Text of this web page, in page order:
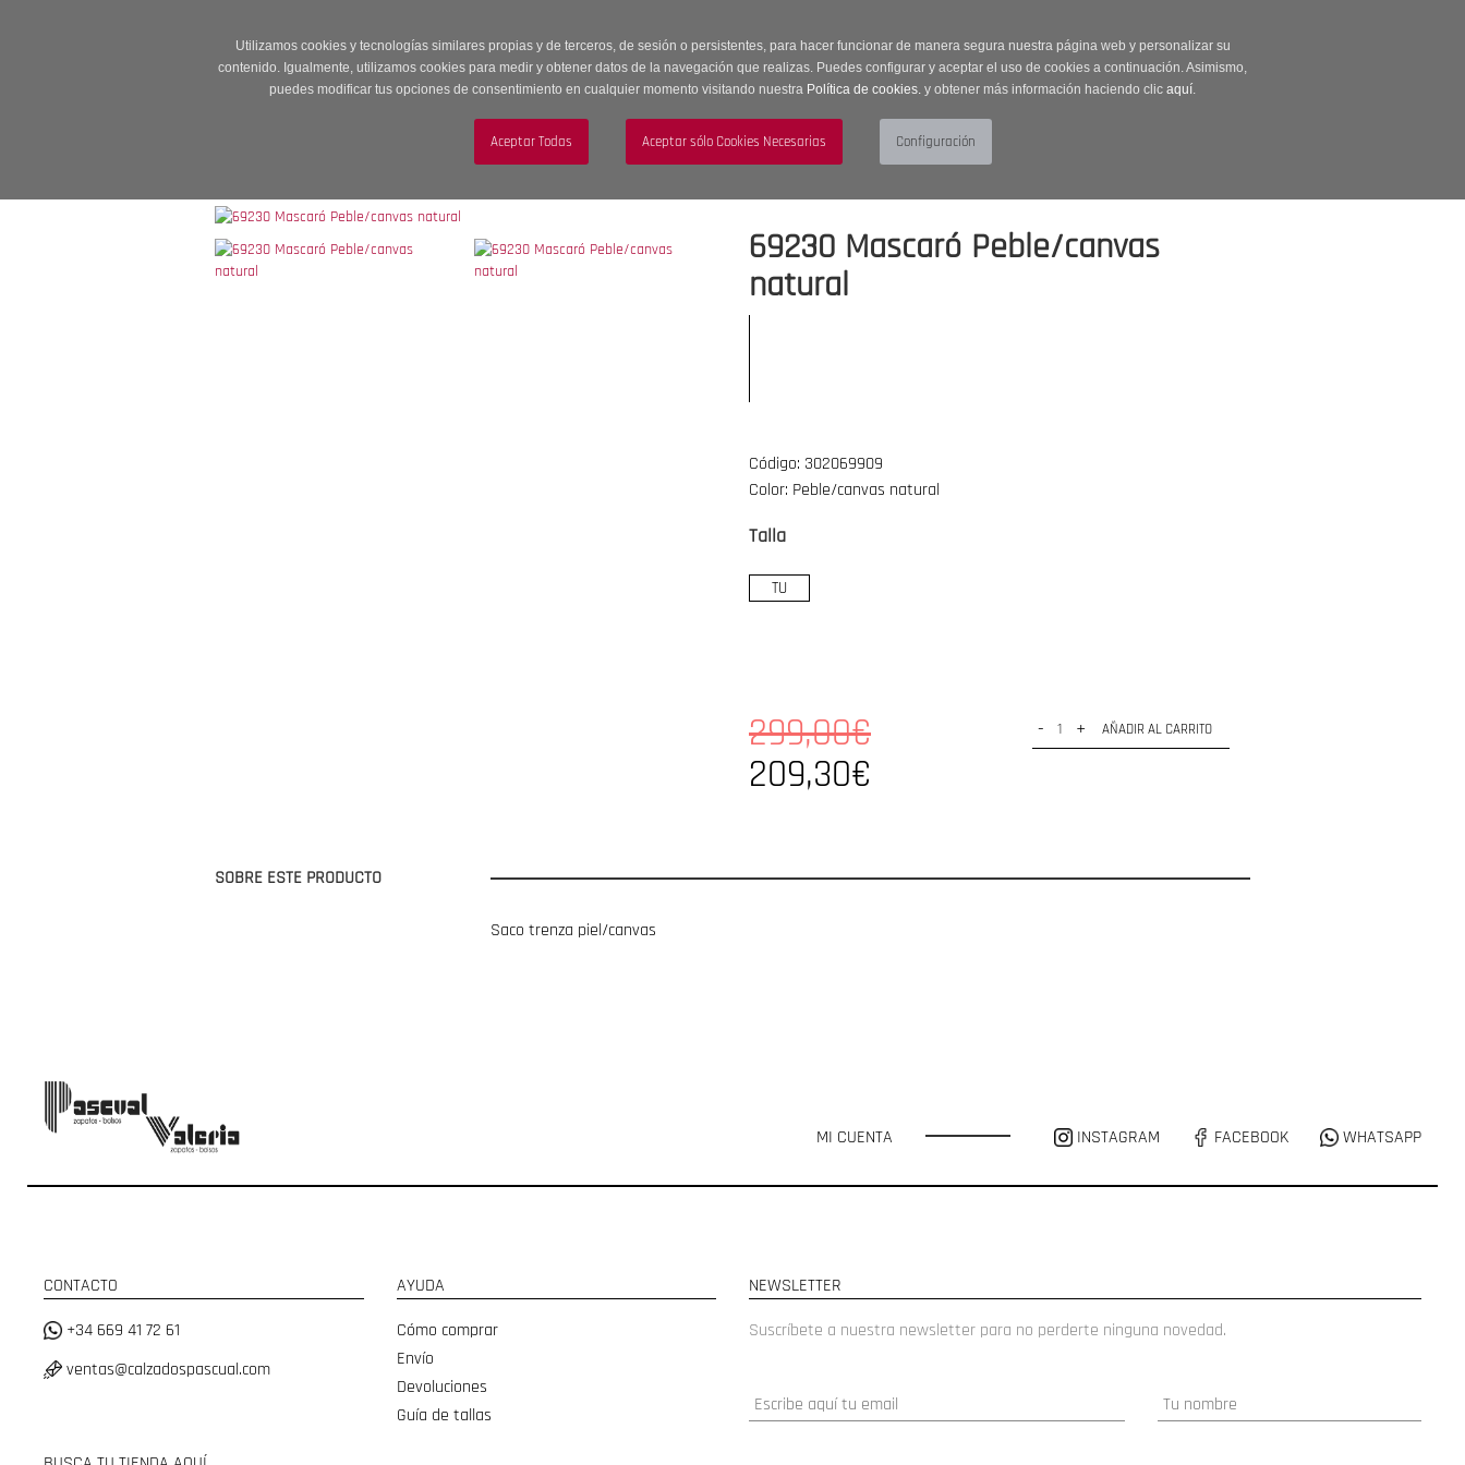
Utilizamos cookies y tecnologías similares propias y de terceros, de sesión o persistentes, para hacer funcionar de manera segura nuestra página web y personalizar su
contenido. Igualmente, utilizamos cookies para medir y obtener datos de la navegación que realizas. Puedes configurar y aceptar el uso de cookies a continuación. Asimismo,
puedes modificar tus opciones de consentimiento en cualquier momento visitando nuestra Política de cookies. y obtener más información haciendo clic aquí.
MUJER HOMBRE ACCESORIOS
69230 Mascaró Peble/canvas
natural
Código: 302069909
Color: Peble/canvas natural
Talla
TU
299,00€
209,30€
- + AÑADIR AL CARRITO
SOBRE ESTE PRODUCTO
Saco trenza piel/canvas
MI CUENTA INSTAGRAM FACEBOOK WHATSAPP
CONTACTO
+34 669 41 72 61
ventas@calzadospascual.com
AYUDA
Cómo comprar
Envío
Devoluciones
Guía de tallas
NEWSLETTER
Suscríbete a nuestra newsletter para no perderte ninguna novedad.